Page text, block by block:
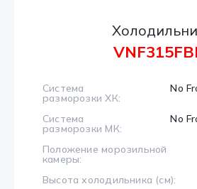
Система
разморозки ХК:
No
Система
разморозки МК:
No
Положение морозильной
камеры:
Высота холодильника (см):